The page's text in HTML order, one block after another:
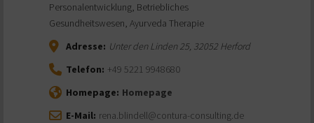
Personalentwicklung, Betriebliches
Gesundheitswesen, Ayurveda Therapie
Adresse: Unter den Linden 25, 32052 Herford
Telefon: +49 5221 9948680
Homepage: Homepage
E-Mail: rena.blindell@contura-consulting.de